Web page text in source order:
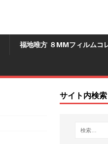
福地唯方 ８MMフィルムコ
サイト内検索